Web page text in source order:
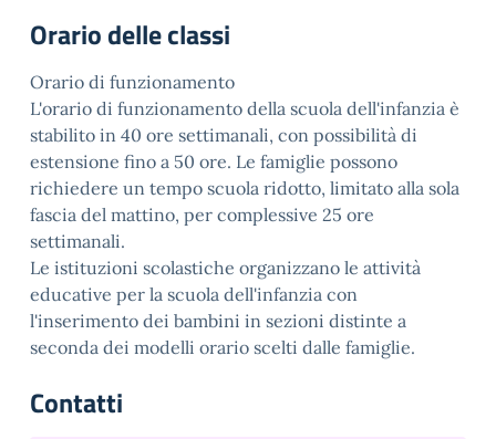
Orario delle classi
Orario di funzionamento
L'orario di funzionamento della scuola dell'infanzia è
stabilito in 40 ore settimanali, con possibilità di
estensione fino a 50 ore. Le famiglie possono
richiedere un tempo scuola ridotto, limitato alla sola
fascia del mattino, per complessive 25 ore
settimanali.
Le istituzioni scolastiche organizzano le attività
educative per la scuola dell'infanzia con
l'inserimento dei bambini in sezioni distinte a
seconda dei modelli orario scelti dalle famiglie.
Contatti